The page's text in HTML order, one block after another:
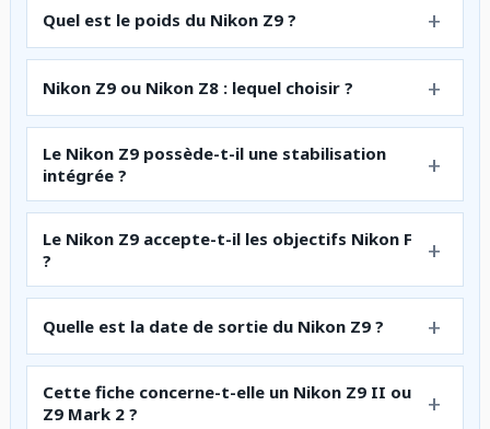
Quel est le poids du Nikon Z9 ?
Nikon Z9 ou Nikon Z8 : lequel choisir ?
Le Nikon Z9 possède-t-il une stabilisation
intégrée ?
Le Nikon Z9 accepte-t-il les objectifs Nikon F
?
Quelle est la date de sortie du Nikon Z9 ?
Cette fiche concerne-t-elle un Nikon Z9 II ou
Z9 Mark 2 ?